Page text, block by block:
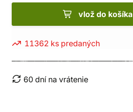
vlož do košíka
11362 ks predaných
60 dní na vrátenie